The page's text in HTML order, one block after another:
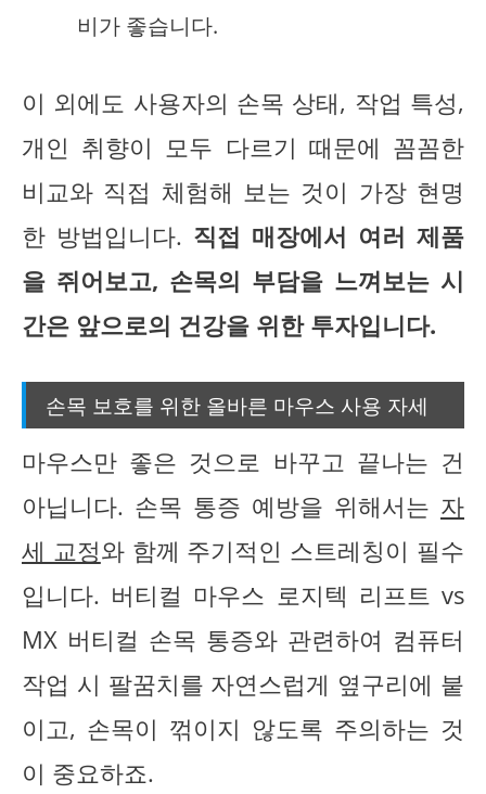
비가 좋습니다.
이 외에도 사용자의 손목 상태, 작업 특성,
개인 취향이 모두 다르기 때문에 꼼꼼한
비교와 직접 체험해 보는 것이 가장 현명
한 방법입니다. 직접 매장에서 여러 제품
을 쥐어보고, 손목의 부담을 느껴보는 시
간은 앞으로의 건강을 위한 투자입니다.
손목 보호를 위한 올바른 마우스 사용 자세
마우스만 좋은 것으로 바꾸고 끝나는 건
아닙니다. 손목 통증 예방을 위해서는 자
세 교정와 함께 주기적인 스트레칭이 필수
입니다. 버티컬 마우스 로지텍 리프트 vs
MX 버티컬 손목 통증와 관련하여 컴퓨터
작업 시 팔꿈치를 자연스럽게 옆구리에 붙
이고, 손목이 꺾이지 않도록 주의하는 것
이 중요하죠.